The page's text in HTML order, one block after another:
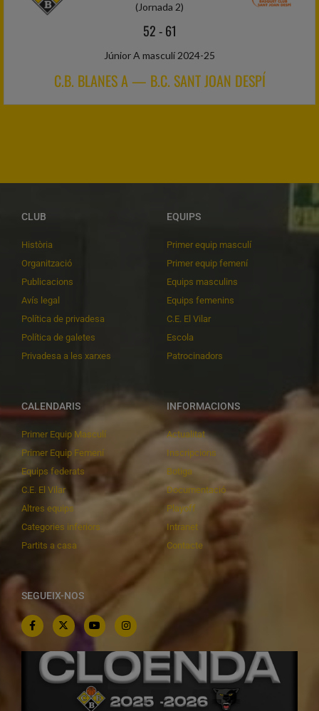
(Jornada 2)
52-61
Júnior A masculí 2024-25
C.B. BLANES A — B.C. SANT JOAN DESPÍ
CLUB
Història
Organització
Publicacions
Avís legal
Política de privadesa
Política de galetes
Privadesa a les xarxes
EQUIPS
Primer equip masculí
Primer equip femení
Equips masculins
Equips femenins
C.E. El Vilar
Escola
Patrocinadors
CALENDARIS
Primer Equip Masculí
Primer Equip Femení
Equips federats
C.E. El Vilar
Altres equips
Categories inferiors
Partits a casa
INFORMACIONS
Actualitat
Inscripcions
Botiga
Documentació
Playoff
Intranet
Contacte
SEGUEIX-NOS